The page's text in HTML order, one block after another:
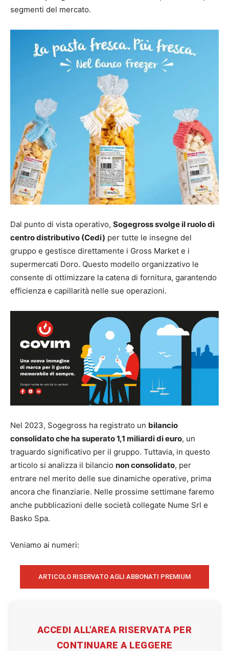
segmenti del mercato.
Dal punto di vista operativo, Sogegross svolge il ruolo di
centro distributivo (Cedi) per tutte le insegne del
gruppo e gestisce direttamente i Gross Market e i
supermercati Doro. Questo modello organizzativo le
consente di ottimizzare la catena di fornitura, garantendo
efficienza e capillarità nelle sue operazioni.
Nel 2023, Sogegross ha registrato un bilancio
consolidato che ha superato 1,1 miliardi di euro, un
traguardo significativo per il gruppo. Tuttavia, in questo
articolo si analizza il bilancio non consolidato, per
entrare nel merito delle sue dinamiche operative, prima
ancora che finanziarie. Nelle prossime settimane faremo
anche pubblicazioni delle società collegate Nume Srl e
Basko Spa.
Veniamo ai numeri:
ARTICOLO RISERVATO AGLI ABBONATI PREMIUM
ACCEDI ALL'AREA RISERVATA PER
CONTINUARE A LEGGERE